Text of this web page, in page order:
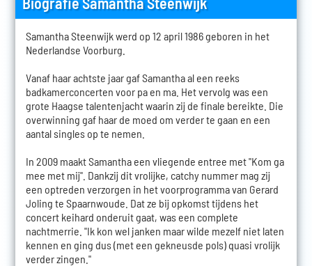
Samantha Steenwijk werd op 12 april 1986 geboren in het
Nederlandse Voorburg.
Vanaf haar achtste jaar gaf Samantha al een reeks
badkamerconcerten voor pa en ma. Het vervolg was een
grote Haagse talentenjacht waarin zij de finale bereikte. Die
overwinning gaf haar de moed om verder te gaan en een
aantal singles op te nemen.
In 2009 maakt Samantha een vliegende entree met "Kom ga
mee met mij". Dankzij dit vrolijke, catchy nummer mag zij
een optreden verzorgen in het voorprogramma van Gerard
Joling te Spaarnwoude. Dat ze bij opkomst tijdens het
concert keihard onderuit gaat, was een complete
nachtmerrie. "Ik kon wel janken maar wilde mezelf niet laten
kennen en ging dus (met een gekneusde pols) quasi vrolijk
verder zingen."